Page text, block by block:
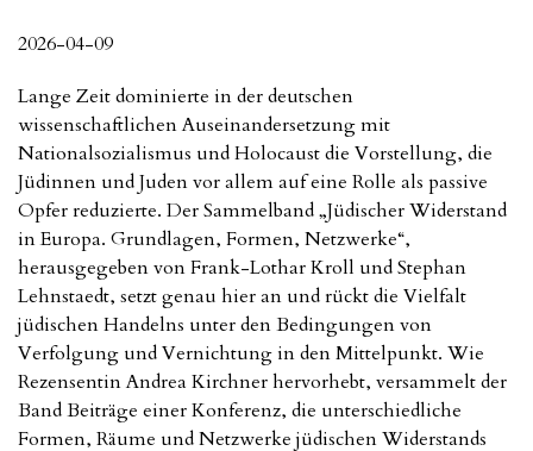
2026-04-09
Lange Zeit dominierte in der deutschen
wissenschaftlichen Auseinandersetzung mit
Nationalsozialismus und Holocaust die Vorstellung, die
Jüdinnen und Juden vor allem auf eine Rolle als passive
Opfer reduzierte. Der Sammelband „Jüdischer Widerstand
in Europa. Grundlagen, Formen, Netzwerke“,
herausgegeben von Frank-Lothar Kroll und Stephan
Lehnstaedt, setzt genau hier an und rückt die Vielfalt
jüdischen Handelns unter den Bedingungen von
Verfolgung und Vernichtung in den Mittelpunkt. Wie
Rezensentin Andrea Kirchner hervorhebt, versammelt der
Band Beiträge einer Konferenz, die unterschiedliche
Formen, Räume und Netzwerke jüdischen Widerstands